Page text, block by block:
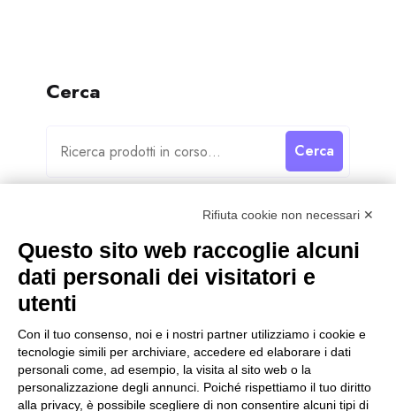
Cerca
Cerca
Categorie
Categorie
Rifiuta cookie non necessari ✕
Questo sito web raccoglie alcuni
dati personali dei visitatori e
utenti
Con il tuo consenso, noi e i nostri partner utilizziamo i cookie e
tecnologie simili per archiviare, accedere ed elaborare i dati
personali come, ad esempio, la visita al sito web o la
personalizzazione degli annunci. Poiché rispettiamo il tuo diritto
alla privacy, è possibile scegliere di non consentire alcuni tipi di